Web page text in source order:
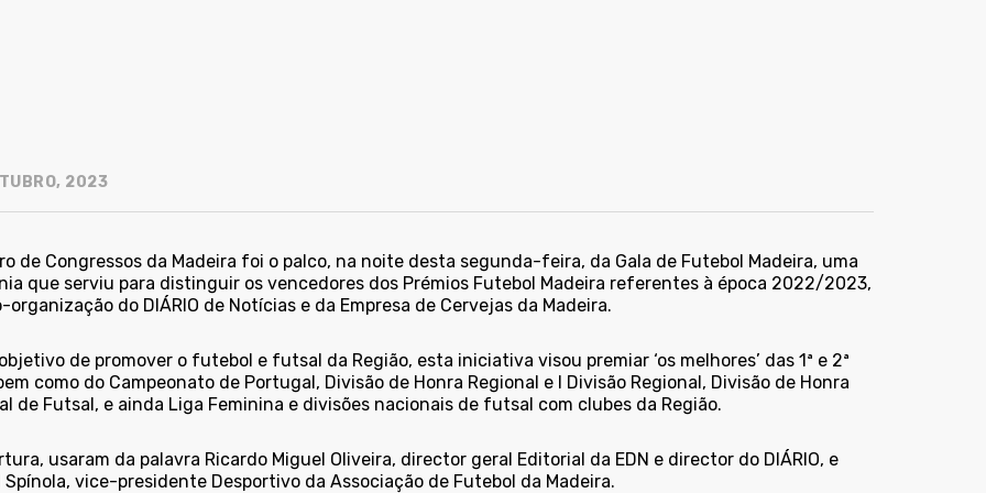
2023
de Congressos da Madeira foi o palco, na noite desta segunda-feira, da Gala de Futebol Madeira, uma
que serviu para distinguir os vencedores dos Prémios Futebol Madeira referentes à época 2022/2023,
organização do DIÁRIO de Notícias e da Empresa de Cervejas da Madeira.
de promover o futebol e futsal da Região, esta iniciativa visou premiar ‘os melhores’ das 1ª e 2ª
como do Campeonato de Portugal, Divisão de Honra Regional e I Divisão Regional, Divisão de Honra
de Futsal, e ainda Liga Feminina e divisões nacionais de futsal com clubes da Região.
usaram da palavra Ricardo Miguel Oliveira, director geral Editorial da EDN e director do DIÁRIO, e
Spínola, vice-presidente Desportivo da Associação de Futebol da Madeira.